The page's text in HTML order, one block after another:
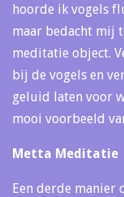
hoorde ik vogels
maar bedacht mij
meditatie object.
bij de vogels en
geluid laten voor
mooi voorbeeld
Metta Meditatie
Een derde manier